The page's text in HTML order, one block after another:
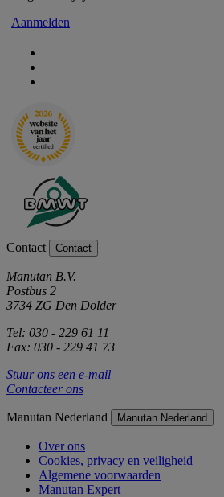
Aanmelden
Contact Contact
Manutan B.V.
Postbus 2
3734 ZG Den Dolder
Tel: 030 - 229 61 11
Fax: 030 - 229 41 73
Stuur ons een e-mail
Contacteer ons
Manutan Nederland Manutan Nederland
Over ons
Cookies, privacy en veiligheid
Algemene voorwaarden
Manutan Expert